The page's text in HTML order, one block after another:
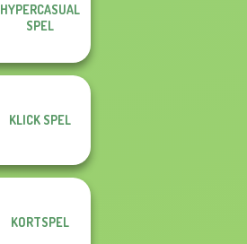
HYPERCASUAL
SPEL
KLICK SPEL
KORTSPEL